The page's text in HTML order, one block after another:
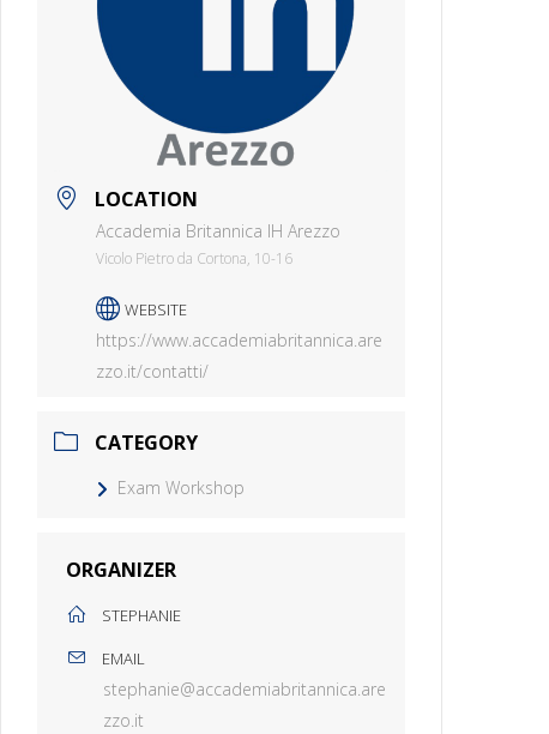
LOCATION
Accademia Britannica IH Arezzo
Vicolo Pietro da Cortona, 10-16
WEBSITE
https://www.accademiabritannica.are
zzo.it/contatti/
CATEGORY
Exam Workshop
ORGANIZER
STEPHANIE
EMAIL
stephanie@accademiabritannica.are
zzo.it